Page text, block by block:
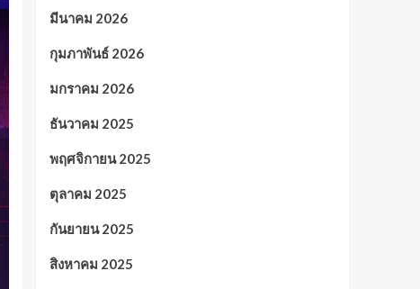
มีนาคม 2026
กุมภาพันธ์ 2026
มกราคม 2026
ธันวาคม 2025
พฤศจิกายน 2025
ตุลาคม 2025
กันยายน 2025
สิงหาคม 2025